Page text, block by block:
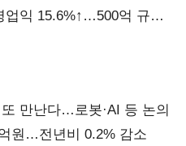
업익 15.6%↑…500억 규모
만난다…로봇·AI 등 논의
원…전년비 0.2% 감소